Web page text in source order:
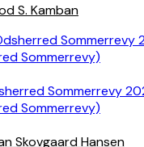
S. Kamban
Sommerrevy
Sommerrevy)
Skovgaard Hansen